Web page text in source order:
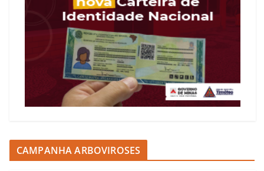
CAMPANHA ARBOVIROSES